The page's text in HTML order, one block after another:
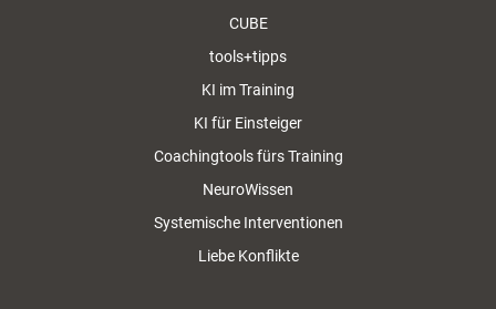
CUBE
tools+tipps
KI im Training
KI für Einsteiger
Coachingtools fürs Training
NeuroWissen
Systemische Interventionen
Liebe Konflikte